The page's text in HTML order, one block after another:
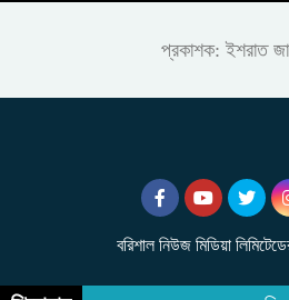
প্রকাশক: ইশরাত
বরিশাল নিউজ মিডিয়া